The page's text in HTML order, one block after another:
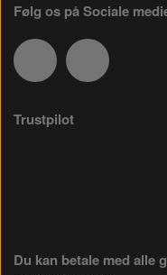
Følg os på Sociale
Trustpilot
Du kan betale med alle